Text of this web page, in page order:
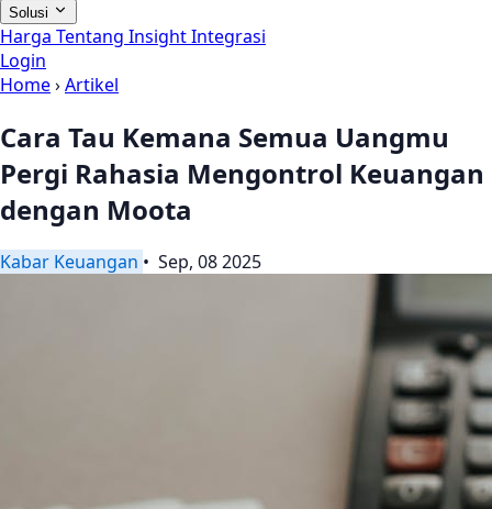
Solusi
Harga Tentang InsightIntegrasi
Login
Home›Artikel
Cara Tau Kemana Semua Uangmu
Pergi Rahasia Mengontrol Keuangan
dengan Moota
Kabar Keuangan • Sep, 08 2025